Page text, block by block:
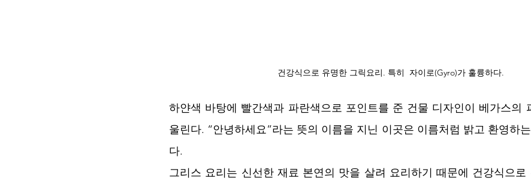
건강식으로 유명한 그릭요리. 특히  자이로(Gyro)가 훌륭하다.
하얀색 바탕에 빨간색과 파란색으로 포인트를 준 건물 디자인이 베가스의
울린다. “안녕하세요”라는 뜻의 이름을 지닌 이곳은 이름처럼 밝고 환영하
다.
그리스 요리는 신선한 재료 본연의 맛을 살려 요리하기 때문에 건강식으로